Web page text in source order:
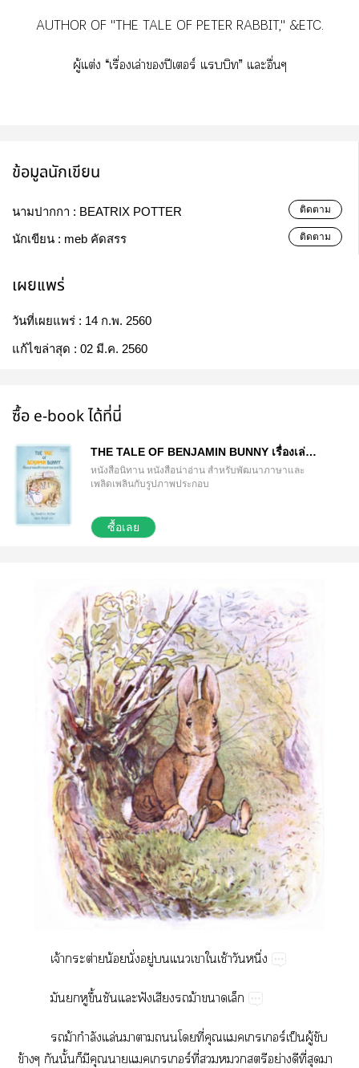
AUTHOR OF "THE TALE OF PETER RABBIT," &ETC.
ผู้แต่ง “เรื่องเล่าปีเอร์ แบบิท” และอื่นๆ
ข้อมูลนักเขียน
นามปากกา : BEATRIX POTTER ติดตาม
นักเขียน : meb คัดสรร ติดตาม
เผยแพร่
วันที่เผยแพร่ : 14 ก.พ. 2560
แก้ไขล่าสุด : 02 มี.ค. 2560
ซื้อ e-book ได้ที่นี่
THE TALE OF BENJAMIN BUNNY เรื่องเล่า
ของเจ้ากระต่ายเบนจามิน
หนังสือนิทาน หนังสือน่าอ่าน สำหรับพัฒนาภาษาและ
เพลิดเพลินกับรูปภาพประกอบ
ซื้อเลย
จ้​ต่​น้​ั่​ู่​​​​​ช้​​ึ่
​​​ึ้​​​ฟั​​​ม้​​
​ม้​ำ​ล่​​​​​ี่​ร์ป็​ู้​​
ข้​​ั้​​​​ร์ี่​​​​ย่​​ี่​​​